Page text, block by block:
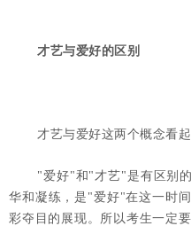
才艺与爱好的区别
才艺与爱好这两个概念看
"爱好"和"才艺"是有区别
华和凝练，是"爱好"在这一时
彩夺目的展现。所以考生一定